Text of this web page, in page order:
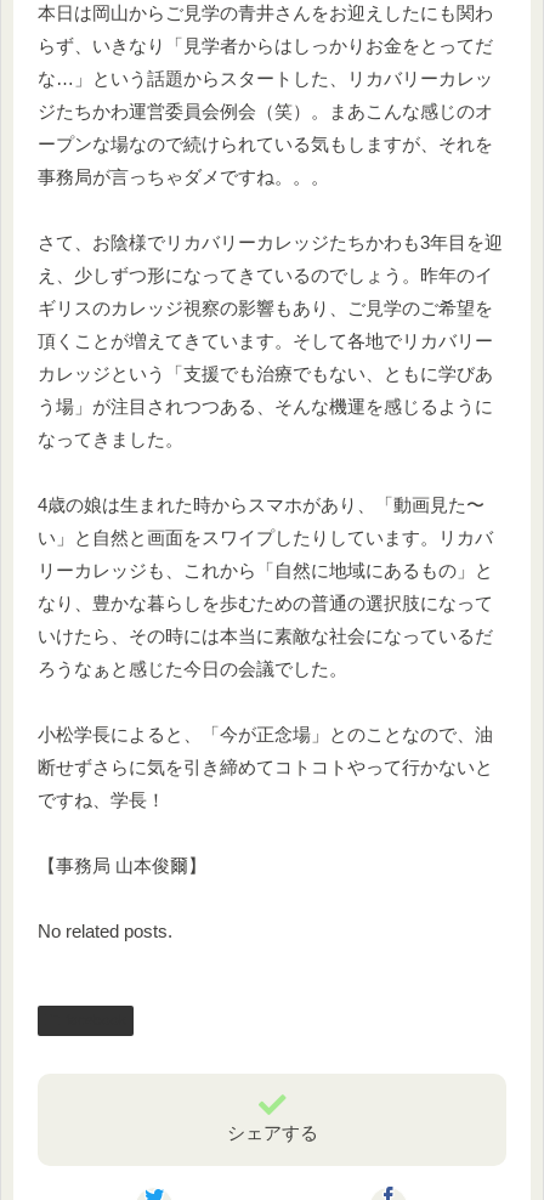
本日は岡山からご見学の青井さんをお迎えしたにも関わ
らず、いきなり「見学者からはしっかりお金をとってだ
な…」という話題からスタートした、リカバリーカレッ
ジたちかわ運営委員会例会（笑）。まあこんな感じのオ
ープンな場なので続けられている気もしますが、それを
事務局が言っちゃダメですね。。。
さて、お陰様でリカバリーカレッジたちかわも3年目を迎
え、少しずつ形になってきているのでしょう。昨年のイ
ギリスのカレッジ視察の影響もあり、ご見学のご希望を
頂くことが増えてきています。そして各地でリカバリー
カレッジという「支援でも治療でもない、ともに学びあ
う場」が注目されつつある、そんな機運を感じるように
なってきました。
4歳の娘は生まれた時からスマホがあり、「動画見た〜
い」と自然と画面をスワイプしたりしています。リカバ
リーカレッジも、これから「自然に地域にあるもの」と
なり、豊かな暮らしを歩むための普通の選択肢になって
いけたら、その時には本当に素敵な社会になっているだ
ろうなぁと感じた今日の会議でした。
小松学長によると、「今が正念場」とのことなので、油
断せずさらに気を引き締めてコトコトやって行かないと
ですね、学長！
【事務局 山本俊爾】
No related posts.
シェアする